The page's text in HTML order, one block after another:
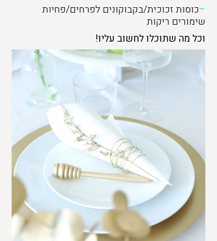
–כוסות זכוכית/בקבוקונים לפרחים/פחיות
שימורים ריקות
וכל מה שתוכלו לחשוב עליו!